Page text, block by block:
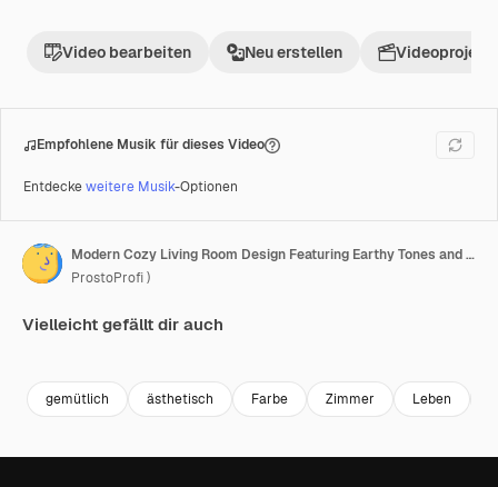
Video bearbeiten Neu erstellen Videoprojekt
Empfohlene Musik für dieses Video
Entdeckeweitere Musik-Optionen
Modern Cozy Living Room Design Featuring Earthy Tones and Stylish Furniture: A Serene Space Combining Comfort and Aesthetic Appeal for Relaxation and Gathering
ProstoProfi )
Vielleicht gefällt dir auch
gemütlich ästhetisch Farbe Zimmer Leben